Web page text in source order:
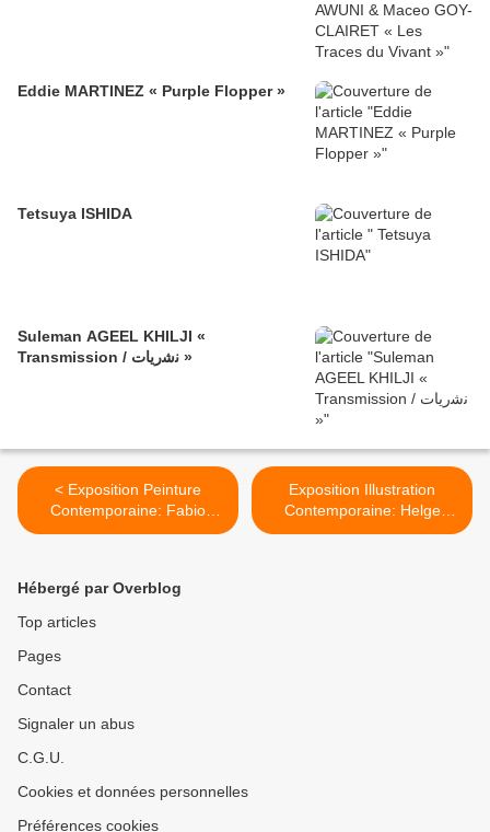
Eddie MARTINEZ « Purple Flopper »
Tetsuya ISHIDA
Suleman AGEEL KHILJI «
Transmission / ﻧﺷرﯾﺎت »
< Exposition Peinture
Contemporaine: Fabio
DERONZIER "SKYLAND"
Exposition Illustration
Contemporaine: Helge
REUMANN – Aurélie
Hébergé par Overblog
Top articles
Pages
Contact
Signaler un abus
C.G.U.
Cookies et données personnelles
Préférences cookies